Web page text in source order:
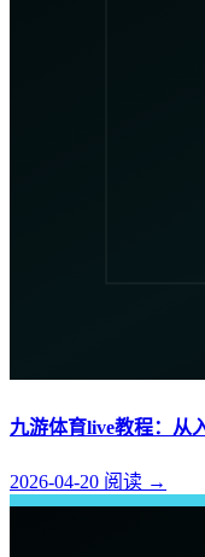
九游体育live教程：从
2026-04-20 阅读 →